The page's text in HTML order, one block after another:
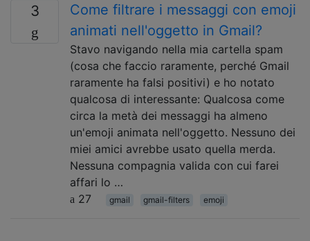
3
Come filtrare i messaggi con emoji
animati nell'oggetto in Gmail?
Stavo navigando nella mia cartella spam
(cosa che faccio raramente, perché Gmail
raramente ha falsi positivi) e ho notato
qualcosa di interessante: Qualcosa come
circa la metà dei messaggi ha almeno
un'emoji animata nell'oggetto. Nessuno dei
miei amici avrebbe usato quella merda.
Nessuna compagnia valida con cui farei
affari lo …
27
gmail gmail-filters emoji